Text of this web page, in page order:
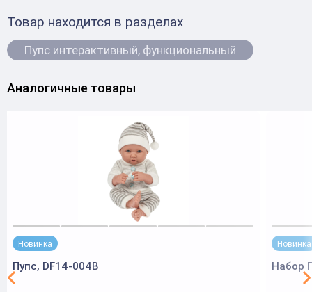
Товар находится в разделах
Пупс интерактивный, функциональный
Аналогичные товары
Новинка
Пупс, DF14-004B
Новинка
Набор